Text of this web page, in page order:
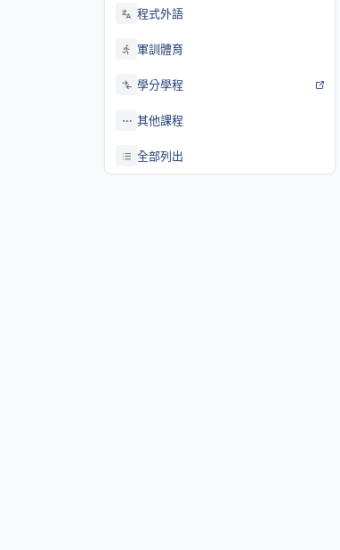
程式外語
軍訓體育
學分學程
其他課程
全部列出